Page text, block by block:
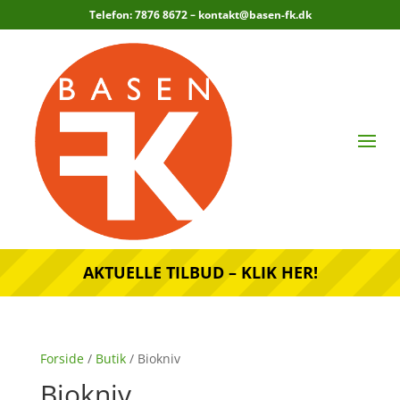
Telefon: 7876 8672 – kontakt@basen-fk.dk
AKTUELLE TILBUD – KLIK HER!
Forside/ Butik/ Biokniv